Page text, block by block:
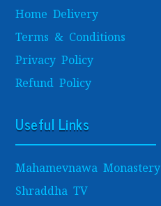
Home Delivery
Terms & Conditions
Privacy Policy
Refund Policy
Useful Links
Mahamevnawa Monastery
Shraddha TV